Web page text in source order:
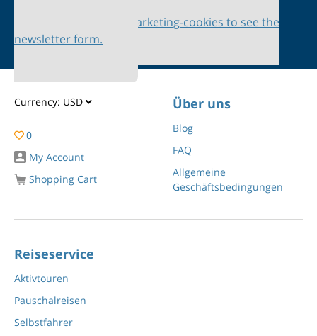
Please accept marketing-cookies to see the
newsletter form.
Currency: USD
0
My Account
Shopping Cart
Über uns
Blog
FAQ
Allgemeine
Geschäftsbedingungen
Reiseservice
Aktivtouren
Pauschalreisen
Selbstfahrer